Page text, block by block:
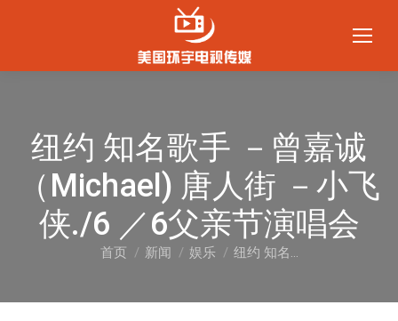
纽约 知名歌手 －曾嘉诚
（Michael) 唐人街 －小飞
侠./6 ／6父亲节演唱会
您在这里：
首页 新闻 娱乐 纽约 知名…